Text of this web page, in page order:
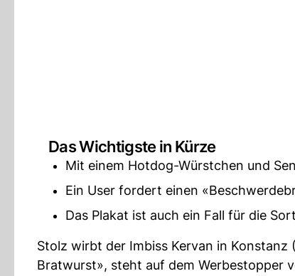
Das Wichtigste in Kürze
Mit einem Hotdog-Würstchen und
Ein User fordert einen
Das Plakat ist auch ein Fall für die
Stolz wirbt der Imbiss Kervan in Konstanz
Bratwurst», steht auf dem Werbestopper